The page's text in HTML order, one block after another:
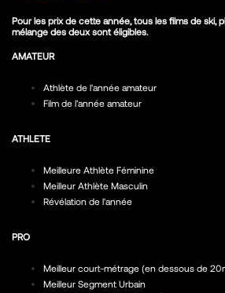
Pour les prix de cette année, tous les films de ski,
mélange des deux sont éligibles.
AMATEUR
Athlète de l'année amateur
Film de l’année amateur
ATHLETE
Meilleure Athlète Féminine
Meilleur Athlète Masculin
Révélation de l'année
PRO
Meilleur court-métrage (en dessous de
Meilleur Segment Urbain